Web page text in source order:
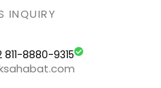
INQUIRY
811-8880-9315